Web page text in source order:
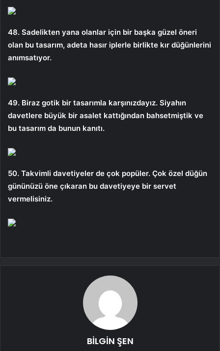
48. Sadelikten yana olanlar için bir başka güzel öneri
olan bu tasarım, adeta hasır iplerle birlikte kır düğünlerini
anımsatıyor.
49. Biraz gotik bir tasarımla karşınızdayız. Siyahın
davetlere büyük bir asalet kattığından bahsetmiştik ve
bu tasarım da bunun kanıtı.
50. Takvimli davetiyeler de çok popüler. Çok özel düğün
gününüzü öne çıkaran bu davetiyeye bir servet
vermelisiniz.
BİLGİN ŞEN